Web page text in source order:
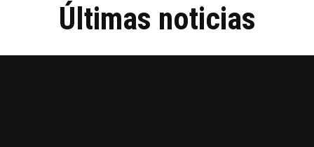
Últimas noticias